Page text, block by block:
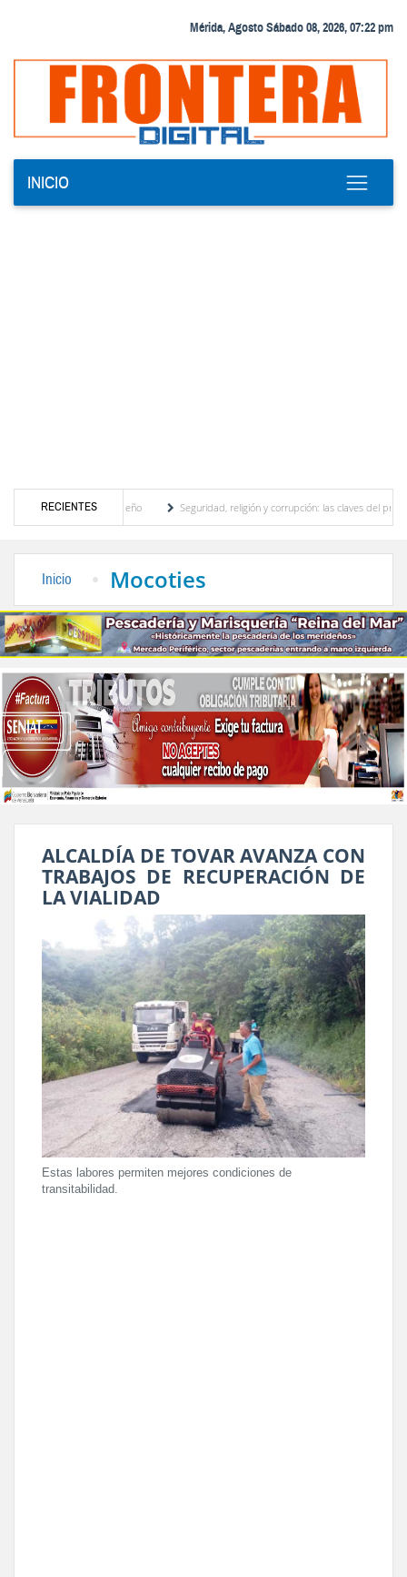
Mérida, Agosto Sábado 08, 2026, 07:22 pm
INICIO
RECIENTES
turístico merideño
Seguridad, religión y corrupción: las claves del primer
Inicio Mocoties
ALCALDÍA DE TOVAR AVANZA CON
TRABAJOS DE RECUPERACIÓN DE
LA VIALIDAD
Estas labores permiten mejores condiciones de
transitabilidad.